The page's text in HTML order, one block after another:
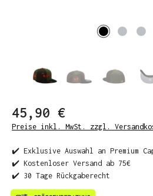
45,90 €
Preise inkl. MwSt. zzgl.
✔️ Exklusive Auswahl an Premium
✔️ Kostenloser Versand ab 75€
✔️ 30 Tage Rückgaberecht